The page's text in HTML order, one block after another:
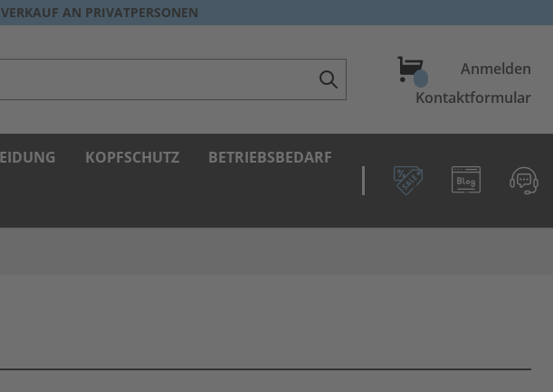
AN PRIVATPERSONEN
WarenkorbAnmelden
Kontaktformular
KOPFSCHUTZ BETRIEBSBEDARF